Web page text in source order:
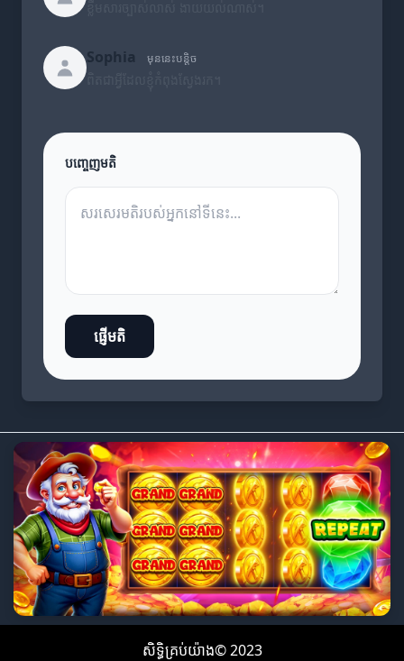
Sophia មុននេះបន្តិច
បញ្ចេញមតិ
ផ្ញើមតិ
សិទ្ធិគ្រប់យ៉ាង© 2023